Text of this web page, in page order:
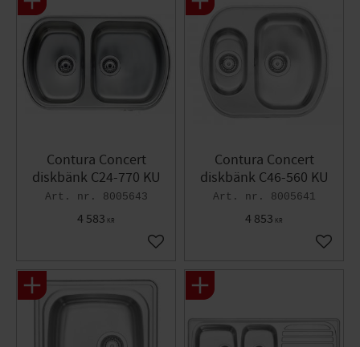
Contura Concert
diskbänk C24-770 KU
8005643
4 583 KR
Lägg till i favoriter
Contura Concert
diskbänk C46-560 KU
8005641
4 853 KR
Lägg